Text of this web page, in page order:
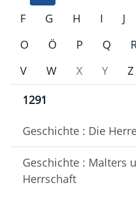
F
G H I J
O
Ö P Q
V
W X Y
Z
1291
Geschichte : Die
Geschichte : Malters
Herrschaft